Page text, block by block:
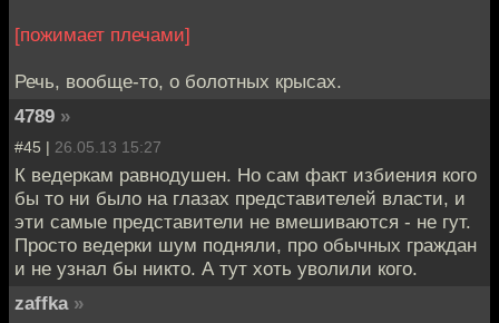
[пожимает плечами]
Речь, вообще-то, о болотных крысах.
4789 »
#45 | 26.05.13 15:27
К ведеркам равнодушен. Но сам факт избиения кого
бы то ни было на глазах представителей власти, и
эти самые представители не вмешиваются - не гут.
Просто ведерки шум подняли, про обычных граждан
и не узнал бы никто. А тут хоть уволили кого.
zaffka »